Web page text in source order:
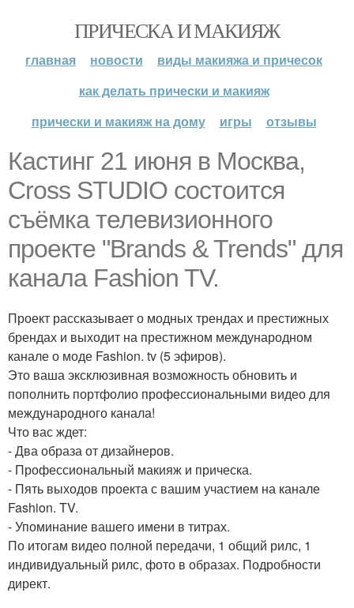
ПРИЧЕСКА И МАКИЯЖ
главная новости
виды макияжа и причесок
как делать прически и макияж
прически и макияж на дому
игры отзывы
Кастинг 21 июня в Москва,
Cross STUDIО состоится
съёмка телевизионного
проекте "Brands & Trends" для
канала Fashion TV.
Проект рассказывает о модных трендах и престижных
брендах и выходит на престижном международном
канале о моде Fashion. tv (5 эфиров).
Это ваша эксклюзивная возможность обновить и
пополнить портфолио профессиональными видео для
международного канала!
Что вас ждет:
- Два образа от дизайнеров.
- Профессиональный макияж и прическа.
- Пять выходов проекта с вашим участием на канале
Fashion. TV.
- Упоминание вашего имени в титрах.
По итогам видео полной передачи, 1 общий рилс, 1
индивидуальный рилс, фото в образах. Подробности
директ.